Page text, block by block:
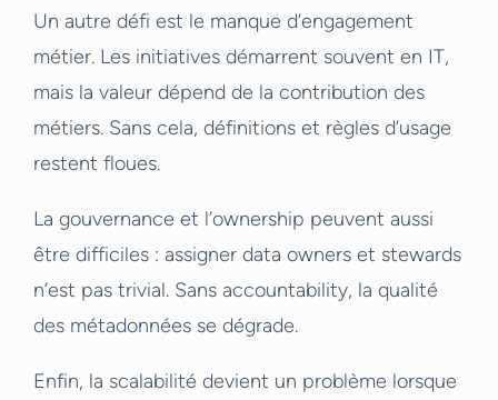
Un autre défi est le manque d’engagement
métier. Les initiatives démarrent souvent en IT,
mais la valeur dépend de la contribution des
métiers. Sans cela, définitions et règles d’usage
restent floues.
La gouvernance et l’ownership peuvent aussi
être difficiles : assigner data owners et stewards
n’est pas trivial. Sans accountability, la qualité
des métadonnées se dégrade.
Enfin, la scalabilité devient un problème lorsque